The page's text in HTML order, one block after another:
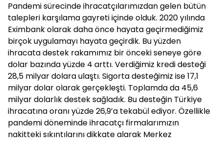
Pandemi sürecinde ihracatçılarımızdan gelen bütün
talepleri karşılama gayreti içinde olduk. 2020 yılında
Eximbank olarak daha önce hayata geçirmediğimiz
birçok uygulamayı hayata geçirdik. Bu yüzden
ihracata destek rakamımız bir önceki seneye göre
dolar bazında yüzde 4 arttı. Verdiğimiz kredi desteği
28,5 milyar dolara ulaştı. Sigorta desteğimiz ise 17,1
milyar dolar olarak gerçekleşti. Toplamda da 45,6
milyar dolarlık destek sağladık. Bu desteğin Türkiye
ihracatına oranı yüzde 26,9’a tekabül ediyor. Özellikle
pandemi döneminde ihracatçı firmalarımızın
nakitteki sıkıntılarını dikkate alarak Merkez